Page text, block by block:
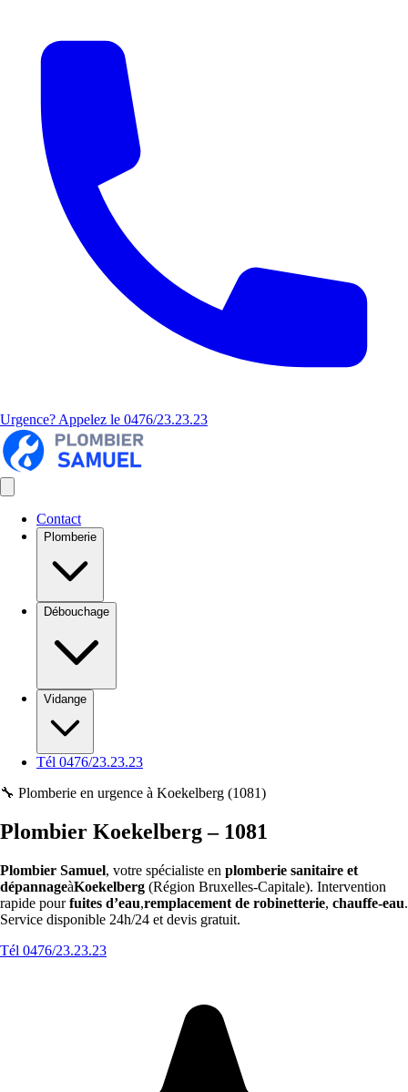
Urgence? Appelez le 0476/23.23.23
Contact
Plomberie
Débouchage
Vidange
Tél 0476/23.23.23
🔧 Plomberie en urgence à Koekelberg (1081)
Plombier Koekelberg – 1081
Plombier Samuel, votre spécialiste en plomberie sanitaire et
dépannageàKoekelberg (Région Bruxelles-Capitale). Intervention
rapide pourfuites d’eau,remplacement de robinetterie, chauffe-eau.
Service disponible 24h/24 et devis gratuit.
Tél 0476/23.23.23